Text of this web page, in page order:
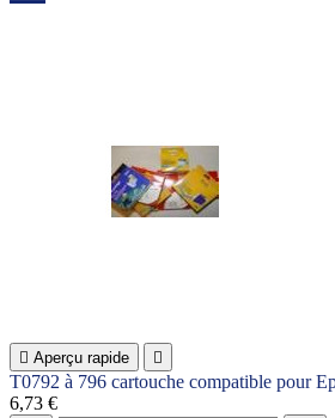
 Aperçu rapide 
T0792 à 796 cartouche compatible pour
6,73 €